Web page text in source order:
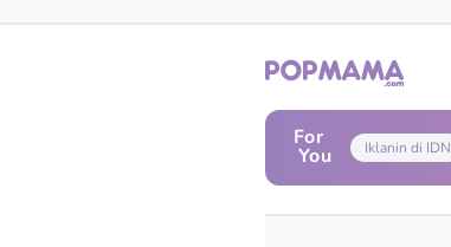
For
You Iklanin di IDN